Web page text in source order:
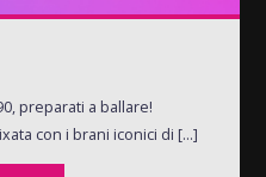
preparati a ballare!
con i brani iconici di [...]